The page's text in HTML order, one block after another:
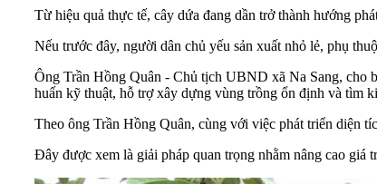
Từ hiệu quả thực tế, cây dứa đang dần trở thành hướng
Nếu trước đây, người dân chủ yếu sản xuất nhỏ lẻ, phụ
Ông Trần Hồng Quân - Chủ tịch UBND xã Na Sang, cho
huấn kỹ thuật, hỗ trợ xây dựng vùng trồng ổn định và tìm
Theo ông Trần Hồng Quân, cùng với việc phát triển diện
Đây được xem là giải pháp quan trọng nhằm nâng cao giá